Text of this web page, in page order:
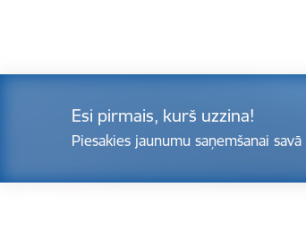
Esi pirmais, kurš uzzina!
Piesakies jaunumu saņemšanai savā